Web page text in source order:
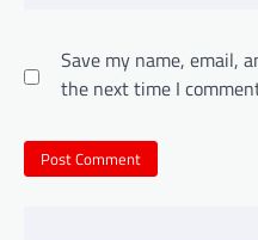
Save my name, email,
the next time I